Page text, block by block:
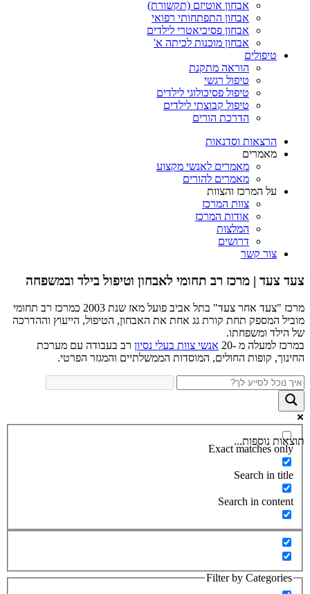
אבחון אוטיזם (תקשורת)
אבחון התפתחותי רפואי
אבחון פסיכיאטרי לילדים
אבחון מוכנות לכיתה א'
טיפולים
הוראה מתקנת
טיפול רגשי
טיפול פסיכולוגי לילדים
טיפול קבוצתי לילדים
הדרכת הורים
הרצאות וסדנאות
מאמרים
מאמרים לאנשי מקצוע
מאמרים להורים
על המרכז והצוות
צוות המרכז
אודות המרכז
המלצות
דרושים
צור קשר
צעד צעד | מרכז רב תחומי לאבחון וטיפול בילד ובמשפחה
מרכז "צעד אחר צעד" בתל אביב פועל מאז שנת 2003 כמרכז רב תחומי
מוביל המספק תחת קורת גג אחת את האבחון, הטיפול, הייעוץ וההדרכה
של הילד ומשפחתו.
במרכז למעלה מ -20
אנשי צוות בעלי נסיון רב בעבודה עם מערכת
החינוך, קופות החולים, המוסדות הממשלתיים והמגזר הפרטי.
תוצאות נוספות...
Exact matches only
Search in title
Search in content
Filter by Categories